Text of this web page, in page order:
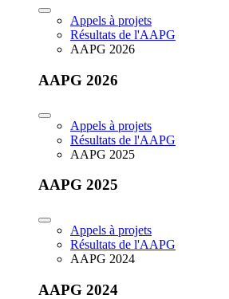
Appels à projets
Résultats de l'AAPG
AAPG 2026
AAPG 2026
Appels à projets
Résultats de l'AAPG
AAPG 2025
AAPG 2025
Appels à projets
Résultats de l'AAPG
AAPG 2024
AAPG 2024